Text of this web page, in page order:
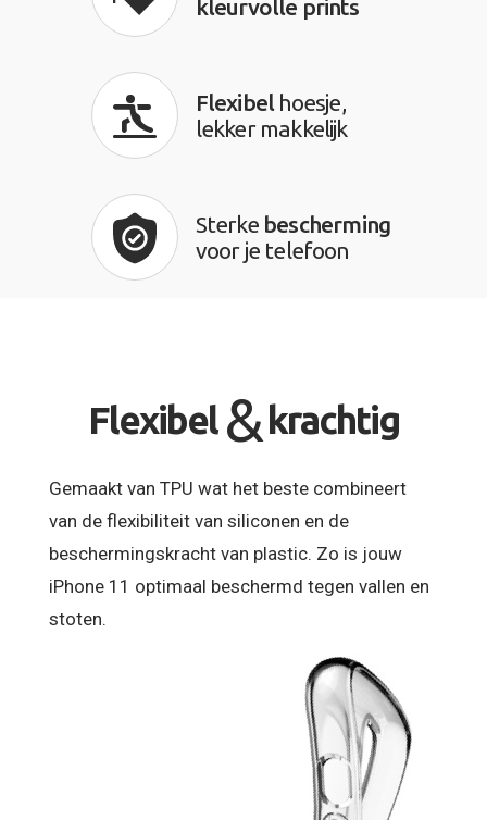
kleurvolle prints
Flexibelhoesje,
lekker makkelijk
Sterke bescherming
voor je telefoon
Flexibel &krachtig
Gemaakt van TPU wat het beste combineert
van de flexibiliteit van siliconen en de
beschermingskracht van plastic. Zo is jouw
iPhone 11 optimaal beschermd tegen vallen en
stoten.